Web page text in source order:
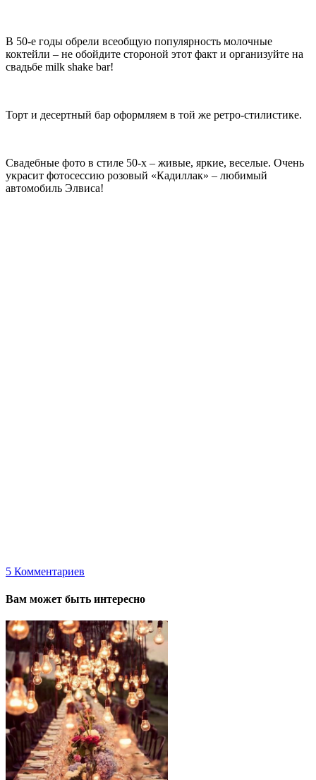
В 50-е годы обрели всеобщую популярность молочные
коктейли – не обойдите стороной этот факт и организуйте на
свадьбе milk shake bar!
Торт и десертный бар оформляем в той же ретро-стилистике.
Свадебные фото в стиле 50-х – живые, яркие, веселые. Очень
украсит фотосессию розовый «Кадиллак» – любимый
автомобиль Элвиса!
5 Комментариев
Вам может быть интересно